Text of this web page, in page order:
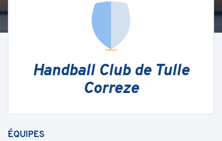
Handball Club de Tulle
Correze
ÉQUIPES